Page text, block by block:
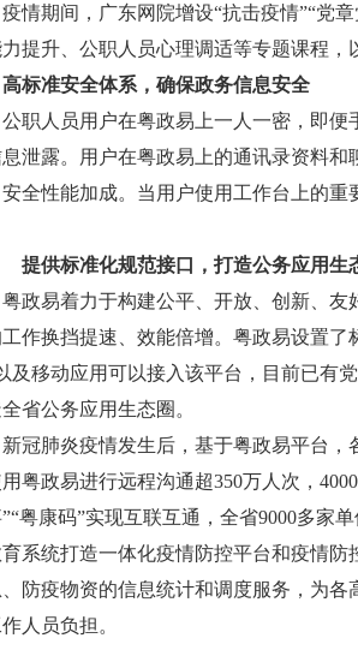
期间，广东网院增设“抗击疫情”“党章
提升、公职人员心理调适等专题课程
高标准安全体系，确保政务信息安全
人员用户在粤政易上一人一密，即便
泄露。用户在粤政易上的通讯录资料
全性能加成。当用户使用工作台上的
提供标准化规范接口，打造公务应用生
易着力于构建公平、开放、创新、友
作换挡提速、效能倍增。粤政易设置
及移动应用可以接入该平台，目前已有
省公务应用生态圈。
肺炎疫情发生后，基于粤政易平台，
用粤政易进行远程沟通超350万人次，
粤康码”实现互联互通，全省9000多家
系统打造一体化疫情防控平台和疫情防
防疫物资的信息统计和调度服务，为
人员负担。